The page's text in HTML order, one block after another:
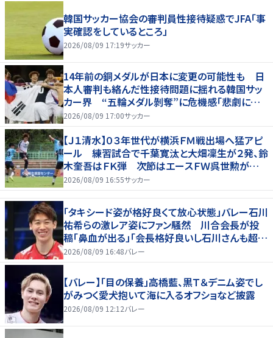
韓国サッカー協会の審判員性接待疑惑でJFA「事
実確認をしているところ」
2026/08/09 17:19サッカー
14年前の銅メダルが日本に変更の可能性も 日
本人審判も絡んだ性接待問題に揺れる韓国サッ
カー界 “五輪メダル剝奪”に危機感「悲劇に見
舞われる」
2026/08/09 17:00サッカー
【Ｊ１清水】０３年世代が横浜ＦＭ戦出場へ猛アピ
ール 練習試合で千葉寛汰と大畑凜生が２発、鈴
木奎吾はＦＫ弾 次節はエースＦＷ呉世勲が出
場停止
2026/08/09 16:55サッカー
「タキシード姿が格好良くて放心状態」バレー石川
祐希らの激レア姿にファン騒然 川合会長が投
稿「鼻血が出る」「会長格好良いし石川さんも超格
好いい」
2026/08/09 16:48バレー
【バレー】「目の保養」高橋藍、黒Ｔ＆デニム姿でし
がみつく愛犬抱いて海に入るオフショなど披露
2026/08/09 12:12バレー